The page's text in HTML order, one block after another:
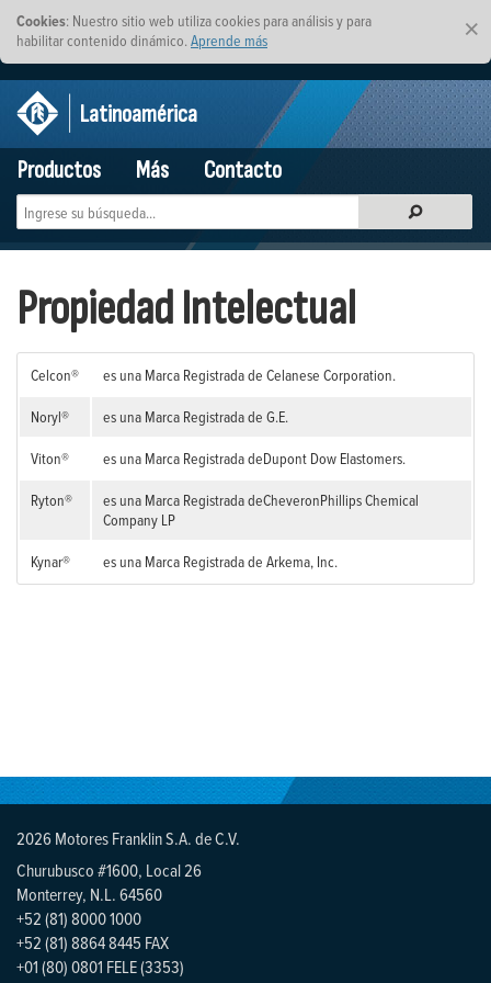
×
Cookies: Nuestro sitio web utiliza cookies para análisis y para
habilitar contenido dinámico. Aprende más
Latinoamérica
Productos
Más Contacto
Propiedad Intelectual
Celcon®
es una Marca Registrada de Celanese Corporation.
Noryl®
es una Marca Registrada de G.E.
Viton®
es una Marca Registrada deDupont Dow Elastomers.
Ryton®
es una Marca Registrada deCheveronPhillips Chemical
Company LP
Kynar®
es una Marca Registrada de Arkema, Inc.
2026 Motores Franklin S.A. de C.V.
Churubusco #1600, Local 26
Monterrey, N.L. 64560
+52 (81) 8000 1000
+52 (81) 8864 8445 FAX
+01 (80) 0801 FELE (3353)